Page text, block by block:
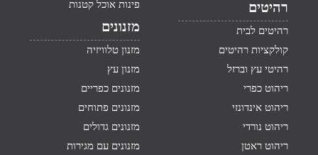
רהיטים
רהיטים לבית
קולקציות רהיטים
רהיטי עץ וברזל
ריהוט כפרי
ריהוט אינדונזי
ריהוט נורדי
ריהוט ראטן
פינות אוכל קטנות
מזנונים
מזנון טלוויזיה
מזנון עץ
מזנונים כפריים
מזנונים פתוחים
מזנונים גדולים
מזנונים עם מגירות